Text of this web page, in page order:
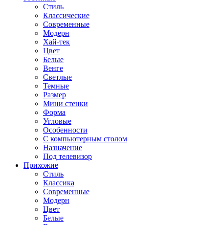
Стиль
Классические
Современные
Модерн
Хай-тек
Цвет
Белые
Венге
Светлые
Темные
Размер
Мини стенки
Форма
Угловые
Особенности
С компьютерным столом
Назначение
Под телевизор
Прихожие
Стиль
Классика
Современные
Модерн
Цвет
Белые